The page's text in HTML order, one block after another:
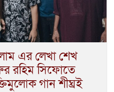
এর লেখা শেখ
রহিম সিফোতে
গান শীঘ্রই